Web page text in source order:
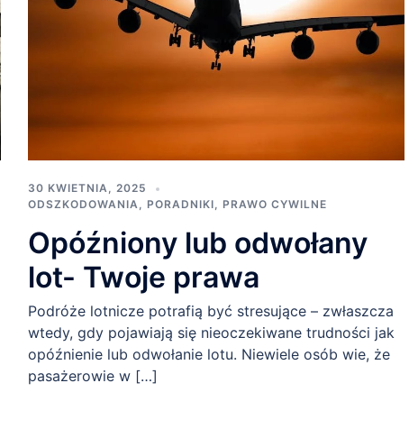
30 KWIETNIA, 2025
ODSZKODOWANIA, PORADNIKI, PRAWO CYWILNE
Opóźniony lub odwołany
lot- Twoje prawa
Podróże lotnicze potrafią być stresujące – zwłaszcza
wtedy, gdy pojawiają się nieoczekiwane trudności jak
opóźnienie lub odwołanie lotu. Niewiele osób wie, że
pasażerowie w […]